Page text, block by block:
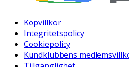
Köpvillkor
Integritetspolicy
Cookiepolicy
Kundklubbens